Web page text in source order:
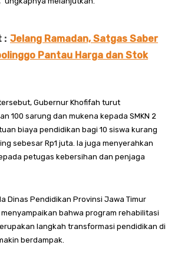
: Jelang Ramadan, Satgas Saber
Pantau Harga dan Stok
Gubernur Khofifah turut
100 sarung dan mukena kepada SMKN 2
biaya pendidikan bagi 10 siswa kurang
sebesar Rp1 juta. Ia juga menyerahkan
petugas kebersihan dan penjaga
Dinas Pendidikan Provinsi Jawa Timur
bahwa program rehabilitasi
langkah transformasi pendidikan di
berdampak.